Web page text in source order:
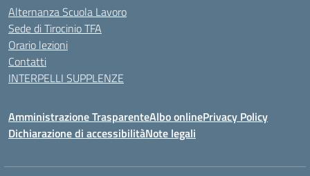
Alternanza Scuola Lavoro
Sede di Tirocinio TFA
Orario lezioni
Contatti
INTERPELLI SUPPLENZE
Amministrazione TrasparenteAlbo onlinePrivacy Policy
Dichiarazione di accessibilitàNote legali